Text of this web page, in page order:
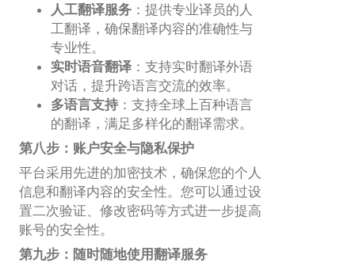
人工翻译服务 ：提供专业译员的人
工翻译，确保翻译内容的准确性与
专业性。
实时语音翻译 ：支持实时翻译外语
对话，提升跨语言交流的效率。
多语言支持 ：支持全球上百种语言
的翻译，满足多样化的翻译需求。
第八步：账户安全与隐私保护
平台采用先进的加密技术，确保您的个人
信息和翻译内容的安全性。您可以通过设
置二次验证、修改密码等方式进一步提高
账号的安全性。
第九步：随时随地使用翻译服务